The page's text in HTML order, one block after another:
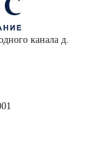
канала д.